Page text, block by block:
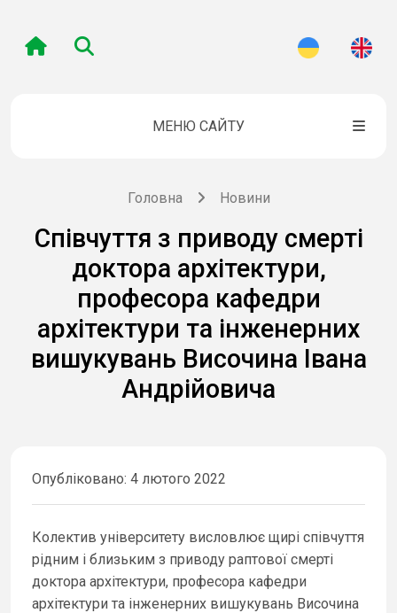
МЕНЮ САЙТУ
Головна Новини
Співчуття з приводу смерті
доктора архітектури,
професора кафедри
архітектури та інженерних
вишукувань Височина Івана
Андрійовича
Опубліковано: 4 лютого 2022
Колектив університету висловлює щирі співчуття
рідним і близьким з приводу раптової смерті
доктора архітектури, професора кафедри
архітектури та інженерних вишукувань Височина